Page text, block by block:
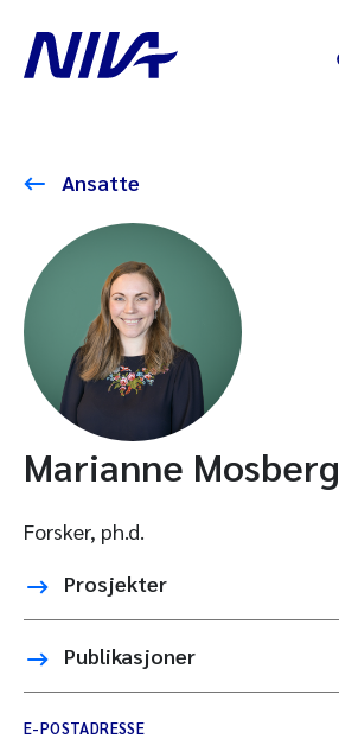
Ansatte
Marianne Mosberg
Forsker, ph.d.
Prosjekter
Publikasjoner
E-POSTADRESSE